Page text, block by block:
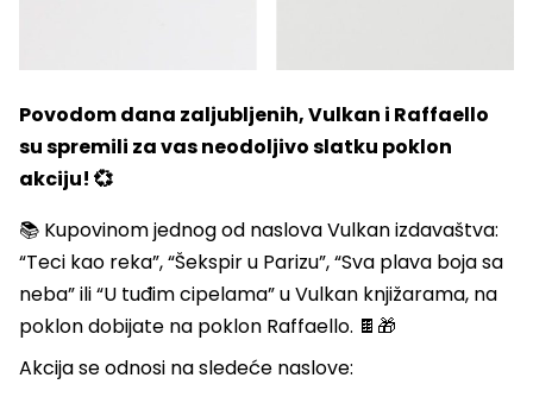
Povodom dana zaljubljenih, Vulkan i Raffaello
su spremili za vas neodoljivo slatku poklon
akciju! 💞
📚 Kupovinom jednog od naslova Vulkan izdavaštva:
“Teci kao reka”, “Šekspir u Parizu”, “Sva plava boja sa
neba” ili “U tuđim cipelama” u Vulkan knjižarama, na
poklon dobijate na poklon Raffaello. 🍫🎁
Akcija se odnosi na sledeće naslove: